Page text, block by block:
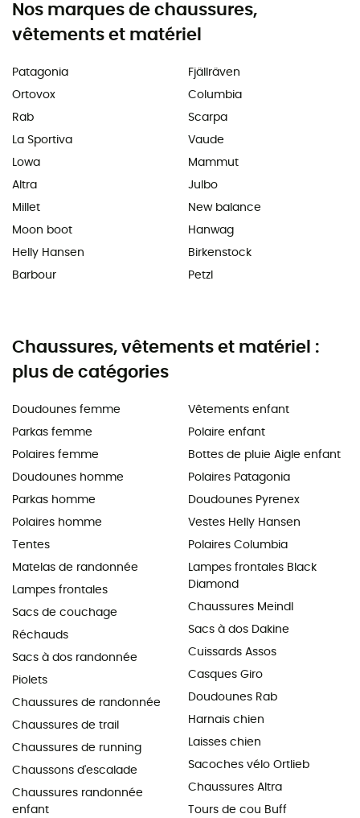
Nos marques de chaussures,
vêtements et matériel
Patagonia
Ortovox
Rab
La Sportiva
Lowa
Altra
Millet
Moon boot
Helly Hansen
Barbour
Fjällräven
Columbia
Scarpa
Vaude
Mammut
Julbo
New balance
Hanwag
Birkenstock
Petzl
Chaussures, vêtements et matériel :
plus de catégories
Doudounes femme
Parkas femme
Polaires femme
Doudounes homme
Parkas homme
Polaires homme
Tentes
Matelas de randonnée
Lampes frontales
Sacs de couchage
Réchauds
Sacs à dos randonnée
Piolets
Chaussures de randonnée
Chaussures de trail
Chaussures de running
Chaussons d'escalade
Chaussures randonnée
enfant
Vêtements enfant
Polaire enfant
Bottes de pluie Aigle enfant
Polaires Patagonia
Doudounes Pyrenex
Vestes Helly Hansen
Polaires Columbia
Lampes frontales Black
Diamond
Chaussures Meindl
Sacs à dos Dakine
Cuissards Assos
Casques Giro
Doudounes Rab
Harnais chien
Laisses chien
Sacoches vélo Ortlieb
Chaussures Altra
Tours de cou Buff